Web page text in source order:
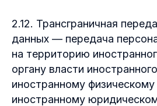
2.12. Трансграничная
данных — передача
на территорию
органу власти
иностранному физическому
иностранному